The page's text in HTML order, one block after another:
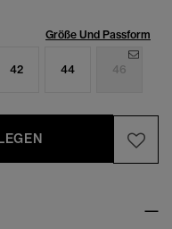
Größe Und Passform
42 44 46